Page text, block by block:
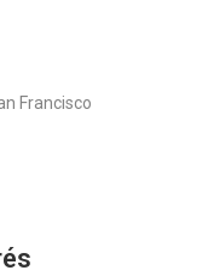
Francisco